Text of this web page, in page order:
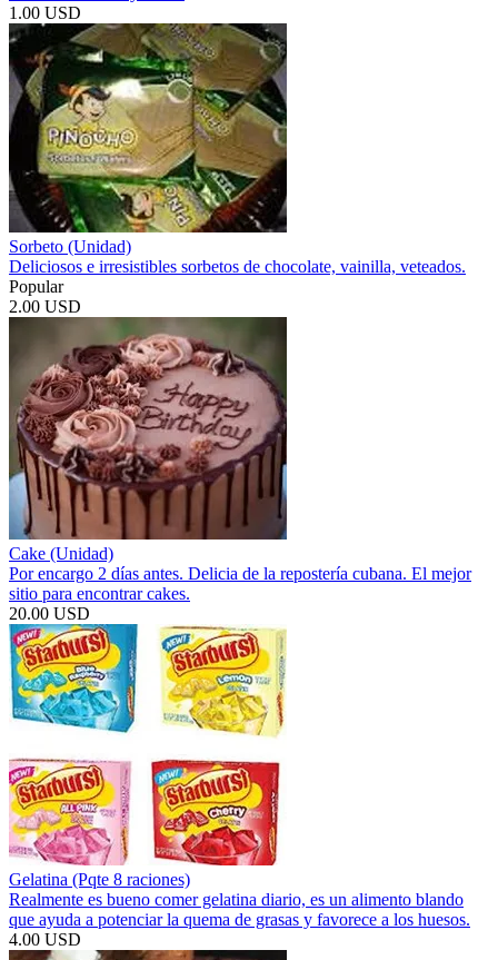
1.00 USD
Sorbeto (Unidad)
Deliciosos e irresistibles sorbetos de chocolate, vainilla, veteados.
Popular
2.00 USD
Cake (Unidad)
Por encargo 2 días antes. Delicia de la repostería cubana. El mejor
sitio para encontrar cakes.
20.00 USD
Gelatina (Pqte 8 raciones)
Realmente es bueno comer gelatina diario, es un alimento blando
que ayuda a potenciar la quema de grasas y favorece a los huesos.
4.00 USD